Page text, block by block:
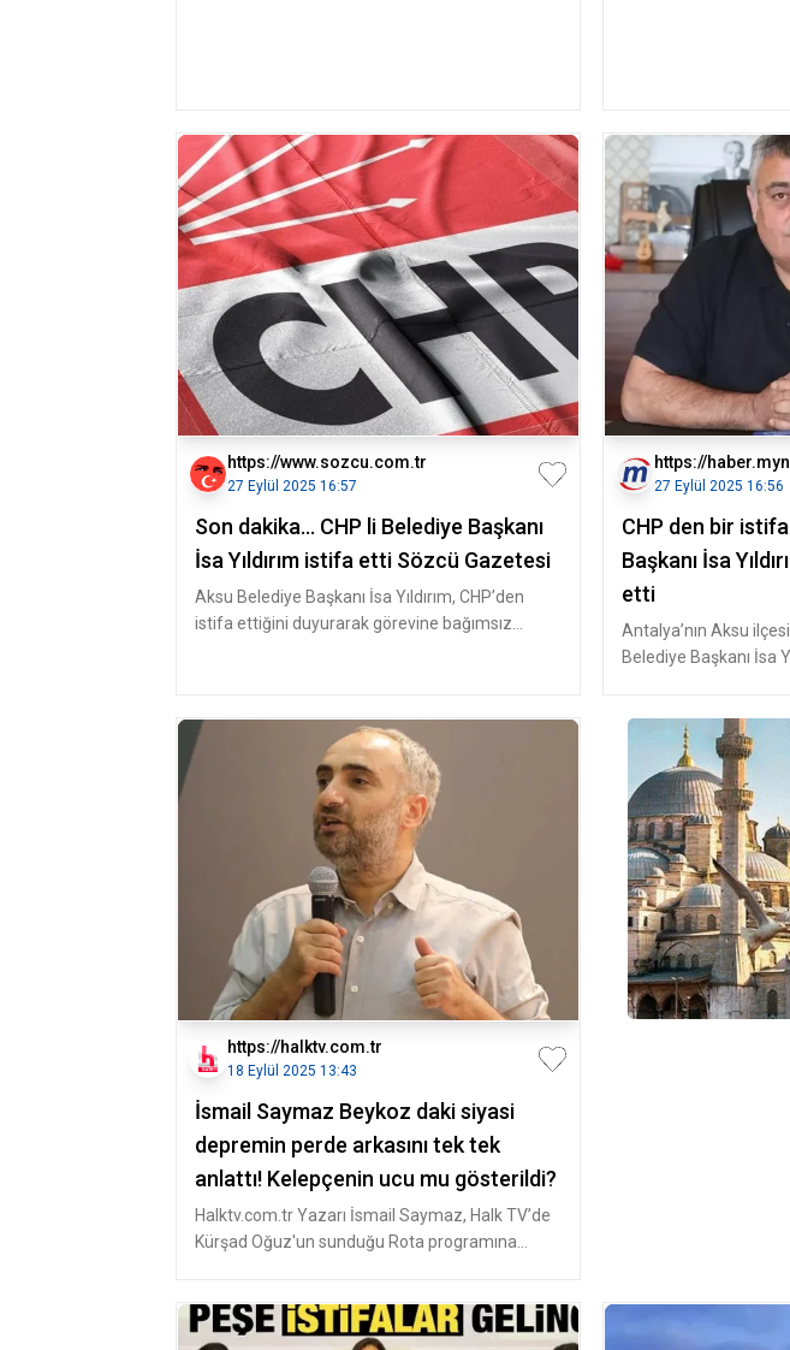
https://www.sozcu.com.tr
27 Eylül 2025 16:57
Son dakika... CHP li Belediye Başkanı
İsa Yıldırım istifa etti Sözcü Gazetesi
Aksu Belediye Başkanı İsa Yıldırım, CHP’den
istifa ettiğini duyurarak görevine bağımsız
https://
27 Eylül 2025 16:56
CHP den bir
Başkanı İsa
etti
Antalya’nın Aksu
Belediye Başkanı İsa
https://halktv.com.tr
18 Eylül 2025 13:43
İsmail Saymaz Beykoz daki siyasi
depremin perde arkasını tek tek
anlattı! Kelepçenin ucu mu gösterildi?
Halktv.com.tr Yazarı İsmail Saymaz, Halk TV’de
Kürşad Oğuz'un sunduğu Rota programına